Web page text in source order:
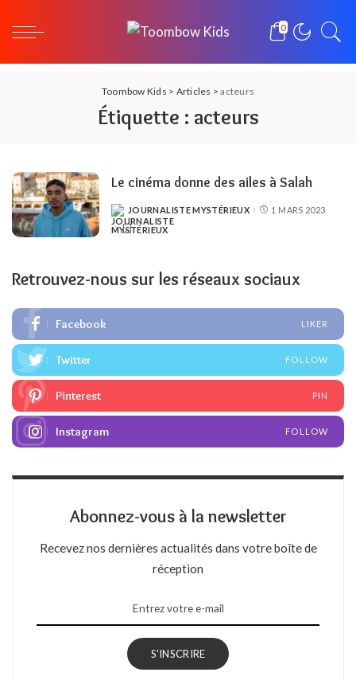
0
Toombow Kids > Articles >acteurs
Étiquette : acteurs
Le cinéma donne des ailes à Salah
POSTED
BY
JOURNALISTE MYSTÉRIEUX 1 MARS 2023
Retrouvez-nous sur les réseaux sociaux
Facebook LIKER
Twitter FOLLOW
Pinterest PIN
Instagram FOLLOW
Abonnez-vous à la newsletter
Recevez nos dernières actualités dans votre boîte de
réception
S'INSCRIRE